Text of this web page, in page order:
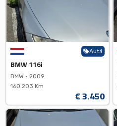
Autá
BMW 116i
BMW • 2009
160.203 Km
€ 3.450